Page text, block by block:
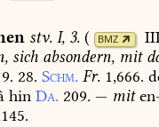
stv. I, 3. ( BMZ
sich absondern, mit
28. Schm. Fr. 1,666.
hin Da. 209. — mit